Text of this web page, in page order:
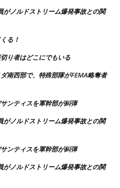
がノルドストリーム爆発事故との関
る！
り者はどこにでもいる
南西部で、特殊部隊がFEMA略奪者
ンティスを軍幹部が糾弾
がノルドストリーム爆発事故との関
ンティスを軍幹部が糾弾
がノルドストリーム爆発事故との関